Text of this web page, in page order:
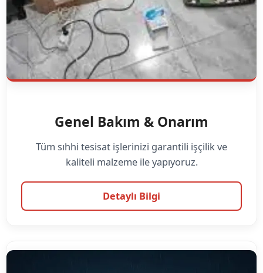
Genel Bakım & Onarım
Tüm sıhhi tesisat işlerinizi garantili işçilik ve
kaliteli malzeme ile yapıyoruz.
Detaylı Bilgi